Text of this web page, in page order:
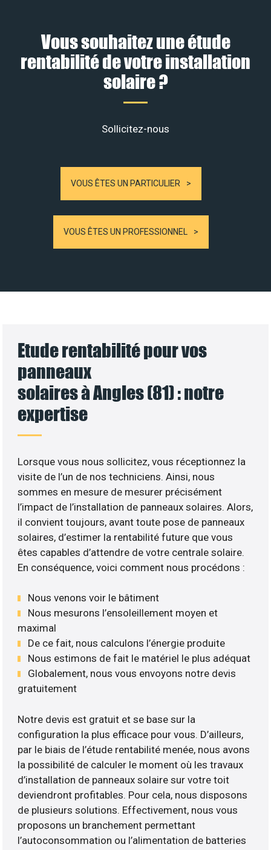
Vous souhaitez une étude
rentabilité de votre installation
solaire ?
Sollicitez-nous
VOUS ÊTES UN PARTICULIER
VOUS ÊTES UN PROFESSIONNEL
Etude rentabilité pour vos
panneaux
solaires à Angles (81) : notre
expertise
Lorsque vous nous sollicitez, vous réceptionnez la
visite de l’un de nos techniciens. Ainsi, nous
sommes en mesure de mesurer précisément
l’impact de l’installation de panneaux solaires. Alors,
il convient toujours, avant toute pose de panneaux
solaires, d’estimer la rentabilité future que vous
êtes capables d’attendre de votre centrale solaire.
En conséquence, voici comment nous procédons :
Nous venons voir le bâtiment
Nous mesurons l’ensoleillement moyen et
maximal
De ce fait, nous calculons l’énergie produite
Nous estimons de fait le matériel le plus adéquat
Globalement, nous vous envoyons notre devis
gratuitement
Notre devis est gratuit et se base sur la
configuration la plus efficace pour vous. D’ailleurs,
par le biais de l’étude rentabilité menée, nous avons
la possibilité de calculer le moment où les travaux
d’installation de panneaux solaire sur votre toit
deviendront profitables. Pour cela, nous disposons
de plusieurs solutions. Effectivement, nous vous
proposons un branchement permettant
l’autoconsommation ou l’alimentation de batteries